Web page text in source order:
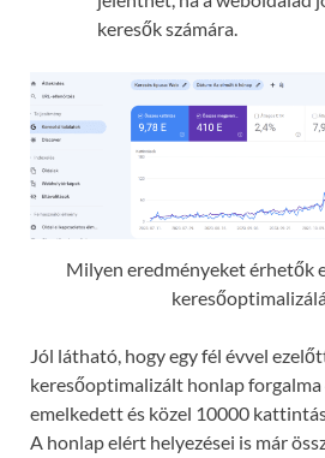
keresők számára.
Milyen eredményeket érhetők
Jól látható, hogy egy fél évvel
keresőoptimalizált honlap
emelkedett és közel 10000
A honlap elért helyezései is már